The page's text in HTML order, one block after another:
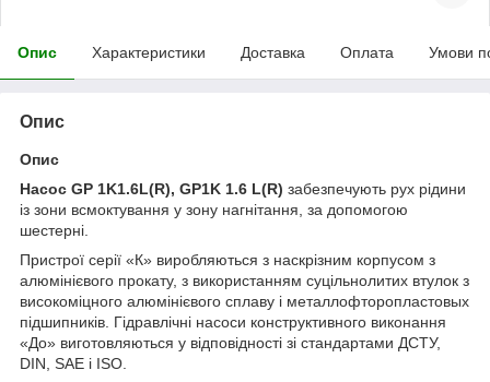
Опис Характеристики Доставка Оплата Умови
Опис
Опис
Насос GP 1K1.6L(R), GP1K 1.6 L(R) забезпечують рух рідини
із зони всмоктування у зону нагнітання, за допомогою
шестерні.
Пристрої серії «К» виробляються з наскрізним корпусом з
алюмінієвого прокату, з використанням суцільнолитих втулок з
високоміцного алюмінієвого сплаву і металлофторопластовых
підшипників. Гідравлічні насоси конструктивного виконання
«До» виготовляються у відповідності зі стандартами ДСТУ,
DIN, SAE і ISO.